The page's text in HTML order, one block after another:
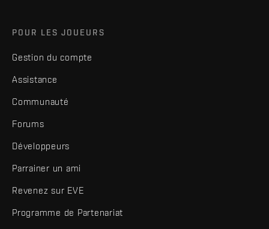
POUR LES JOUEURS
Gestion du compte
Assistance
Communauté
Forums
Développeurs
Parrainer un ami
Revenez sur EVE
Programme de Partenariat